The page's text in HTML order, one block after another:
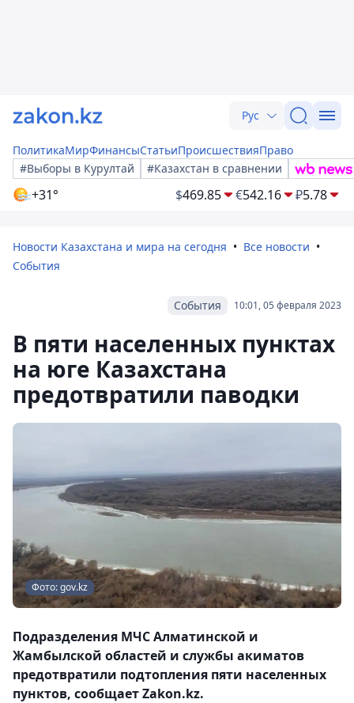
Рус
ПолитикаМирФинансыСтатьиПроисшествияПраво
#Выборы в Курултай
#Казахстан в сравнении
+31° $469.85 €542.16 ₽5.78
Новости Казахстана и мира на сегодня
Все новости
События
10:01, 05 февраля 2023
События
В пяти населенных пунктах
на юге Казахстана
предотвратили паводки
Фото: gov.kz
Подразделения МЧС Алматинской и
Жамбылской областей и службы акиматов
предотвратили подтопления пяти населенных
пунктов, сообщает Zakon.kz.